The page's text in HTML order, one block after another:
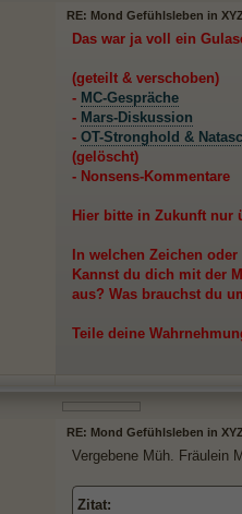
RE: Mond Gefühlsleben in XYZ
Das war ja voll ein
(geteilt & verschoben)
- MC-Gespräche
- Mars-Diskussion
- OT-Stronghold &
(gelöscht)
- Nonsens-Kommentare
Hier bitte in Zukunft nur
In welchen Zeichen
Kannst du dich mit der
aus? Was brauchst du
Teile deine
RE: Mond Gefühlsleben in XYZ
Vergebene Müh. Fräulein
Zitat: